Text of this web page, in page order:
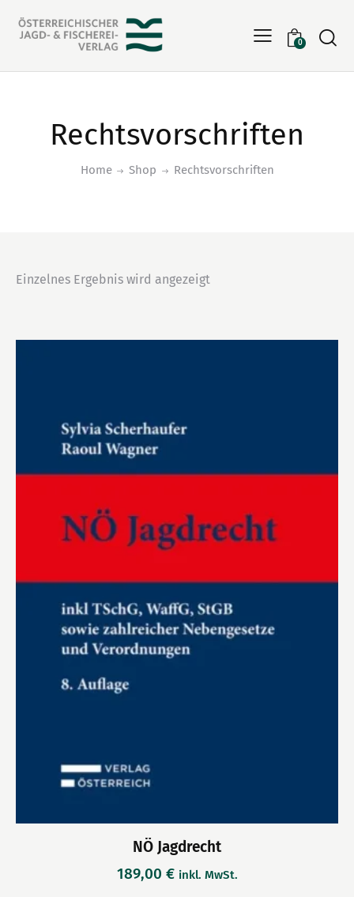
0
Rechtsvorschriften
Home Shop Rechtsvorschriften
Einzelnes Ergebnis wird angezeigt
NÖ Jagdrecht
189,00 € inkl. MwSt.